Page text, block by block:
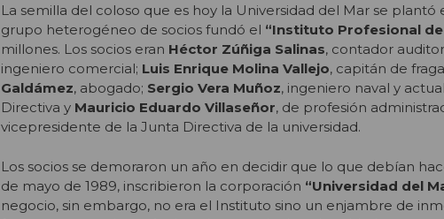
La semilla del coloso que es hoy la Universidad del Mar se plantó
grupo heterogéneo de socios fundó el “Instituto Profesional de
millones. Los socios eran Héctor Zúñiga Salinas, contador
ingeniero comercial; Luis Enrique Molina Vallejo, capitán de
Galdámez, abogado; Sergio Vera Muñoz, ingeniero naval y
Directiva y Mauricio Eduardo Villaseñor, de profesión
vicepresidente de la Junta Directiva de la universidad.
Los socios se demoraron un año en decidir que lo que debían
de mayo de 1989, inscribieron la corporación “Universidad del
negocio, sin embargo, no era el Instituto sino un enjambre de